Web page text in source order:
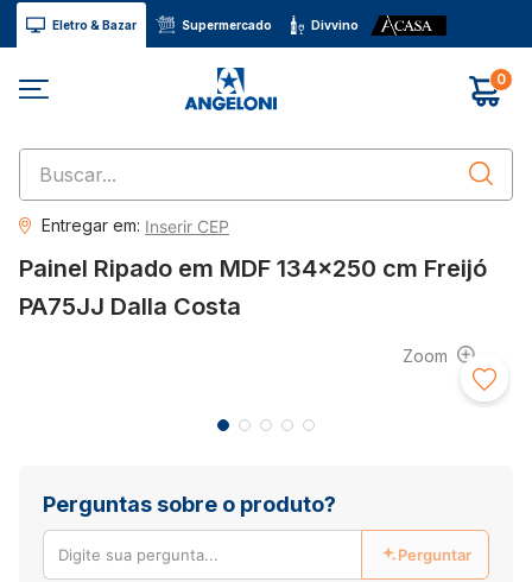
Eletro & Bazar Supermercado Divvino
0
Buscar...
Entregar em: Inserir CEP
Painel Ripado em MDF 134x250 cm Freijó
PA75JJ Dalla Costa
Perguntas sobre o produto?
Perguntar